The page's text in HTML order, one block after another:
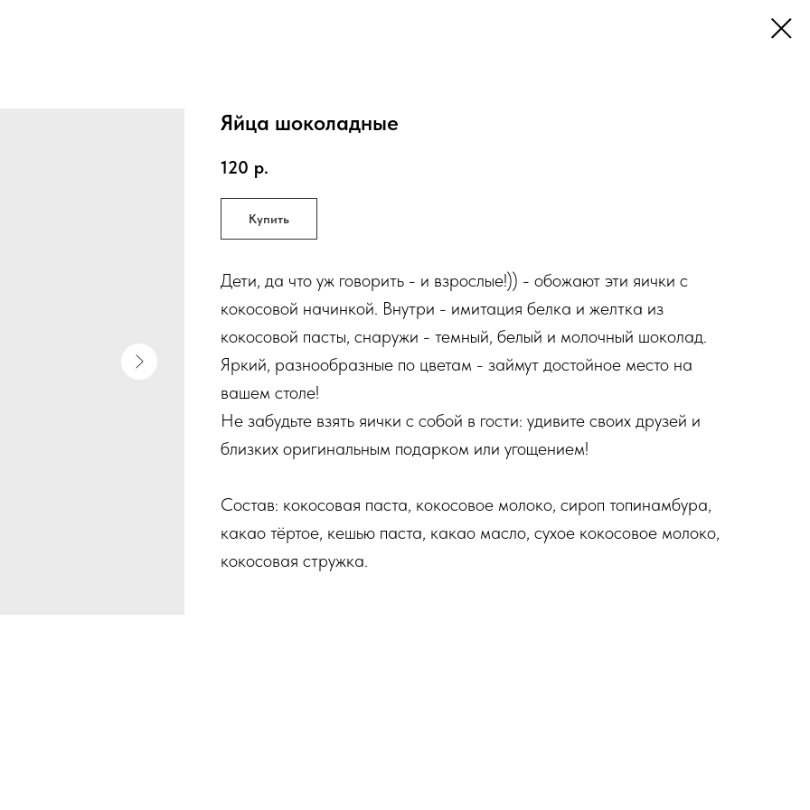
Яйца шоколадные
120 р.
Купить
Дети, да что уж говорить - и взрослые!)) - обожают эти яички с
кокосовой начинкой. Внутри - имитация белка и желтка из
кокосовой пасты, снаружи - темный, белый и молочный шоколад.
Яркий, разнообразные по цветам - займут достойное место на
вашем столе!
Не забудьте взять яички с собой в гости: удивите своих друзей и
близких оригинальным подарком или угощением!
Состав: кокосовая паста, кокосовое молоко, сироп топинамбура,
какао тёртое, кешью паста, какао масло, сухое кокосовое молоко,
кокосовая стружка.